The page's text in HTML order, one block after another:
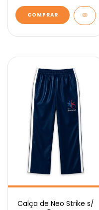
COMPRAR
Calça de Neo Strike s/